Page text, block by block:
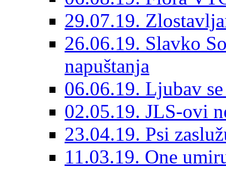
29.07.19.
26.06.19. Slavko
napuštanja
06.06.19. Ljubav
02.05.19. JLS-ovi
23.04.19. Psi
11.03.19. One